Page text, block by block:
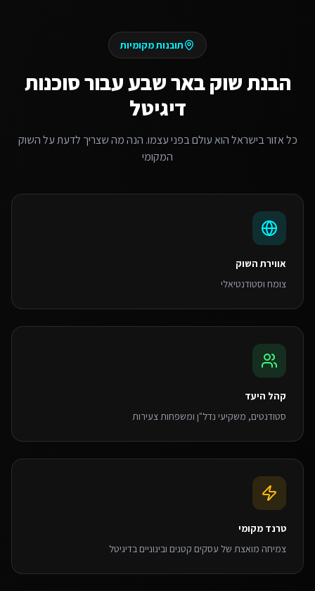
תובנות מקומיות
הבנת שוקבאר שבעעבורסוכנות
דיגיטל
כל אזור בישראל הוא עולם בפני עצמו. הנה מה שצריך לדעת על השוק
המקומי
אווירת השוק
צומח וסטודנטיאלי
קהל היעד
סטודנטים, משקיעי נדל"ן ומשפחות צעירות
טרנד מקומי
צמיחה מואצת של עסקים קטנים ובינוניים בדיגיטל